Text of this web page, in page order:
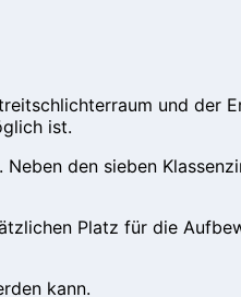
und der
ist.
den sieben
Platz für die
kann.